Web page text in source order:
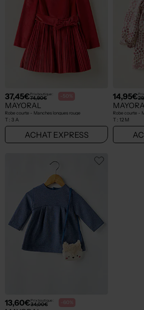
37,45€Prix boutique :
74,90€ -50%
MAYORAL
Robe courte - Manches longues rouge
T : 3 A
ACHAT EXPRESS
14,95€
Robe courte -
T : 12 M
13,60€Prix boutique :
34,00€ -60%